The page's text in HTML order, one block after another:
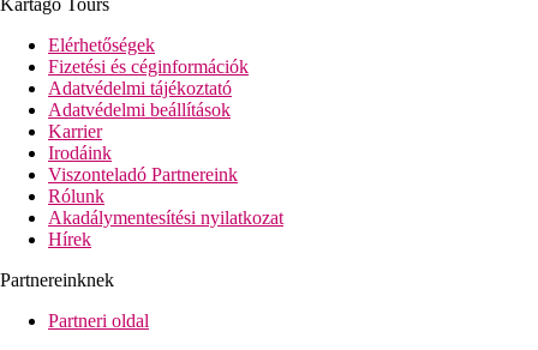
Superior Deluxe-szobák - tágasabbak, a főépületben,
tengerre nézők, a felsőbb emeleteken, nagy terasz
bútorokkal
Swim-up-suitek - közvetlen kijárattal a külön közös
medencéhez, csak 16 éven felüli vendégek számára
családi szobák - 2 hálószoba ajtóval elválasztva, 1
fürdőszoba, tájra nézők
családi szobák - tágasabbak, 2 hálószoba ajtóval
elválasztva, 1 fürdőszoba, oldalról tengerre nézők
Szálloda felszereltsége
hall recepcióval
2 a'la carte-étterem
Kartago Tours
Elérhetőségek
Fizetési és céginformációk
Adatvédelmi tájékoztató
Adatvédelmi beállítások
Karrier
Irodáink
Viszonteladó Partnereink
Rólunk
Akadálymentesítési nyilatkozat
Hírek
Partnereinknek
Partneri oldal